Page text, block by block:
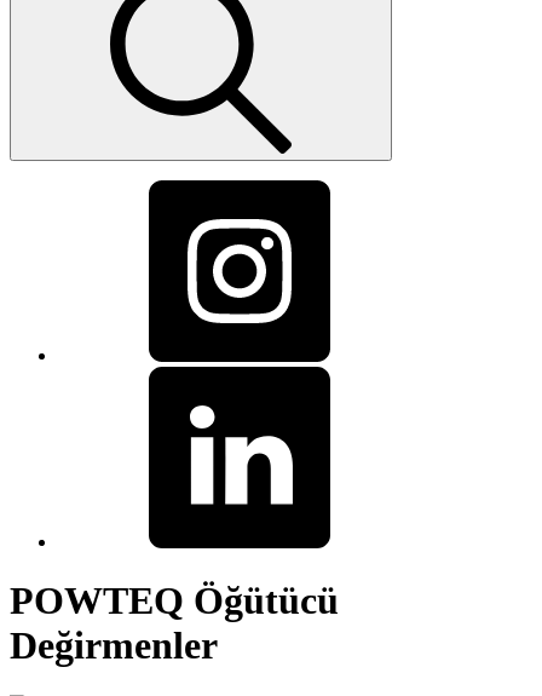
POWTEQ Öğütücü
Değirmenler